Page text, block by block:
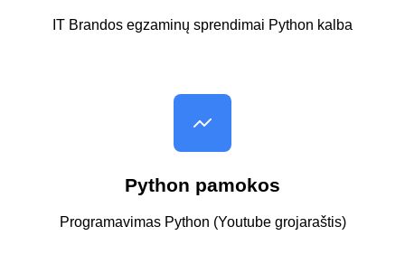
IT Brandos egzaminų sprendimai Python kalba
Python pamokos
Programavimas Python (Youtube grojaraštis)